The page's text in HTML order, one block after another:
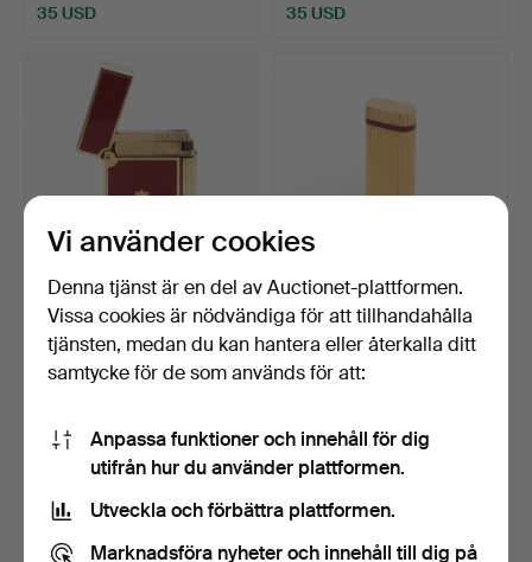
35 USD 35 USD
DUPONT. Lättare.
Klubbades 11 apr 2026
CARTIER. Lättare.
Vi använder cookies
Denna tjänst är en del av Auctionet-plattformen.
Vissa cookies är nödvändiga för att tillhandahålla
tjänsten, medan du kan hantera eller återkalla ditt
samtycke för de som används för att:
Anpassa funktioner och innehåll för dig
utifrån hur du använder plattformen.
Utveckla och förbättra plattformen.
Marknadsföra nyheter och innehåll till dig på